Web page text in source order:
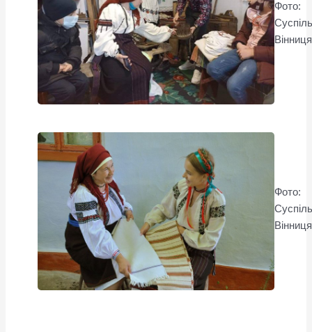
Фото:
Вінниця
Фото:
Вінниця